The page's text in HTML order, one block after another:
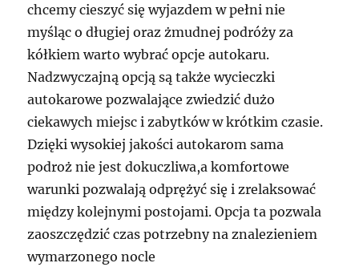
chcemy cieszyć się wyjazdem w pełni nie
myśląc o długiej oraz żmudnej podróży za
kółkiem warto wybrać opcje autokaru.
Nadzwyczajną opcją są także wycieczki
autokarowe pozwalające zwiedzić dużo
ciekawych miejsc i zabytków w krótkim czasie.
Dzięki wysokiej jakości autokarom sama
podroż nie jest dokuczliwa,a komfortowe
warunki pozwalają odprężyć się i zrelaksować
między kolejnymi postojami. Opcja ta pozwala
zaoszczędzić czas potrzebny na znalezieniem
wymarzonego nocle